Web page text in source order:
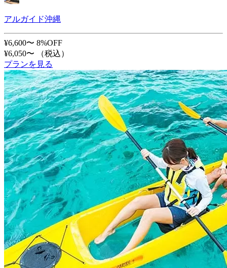
アルガイド沖縄
¥6,600〜 8%OFF
¥6,050〜
（税込）
プランを見る